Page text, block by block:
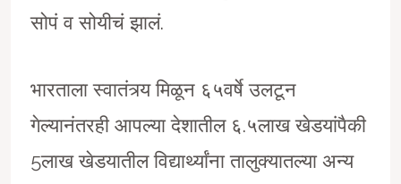
सोपं व सोयीचं झालं.
भारताला स्वातंत्र्य मिळून ६५वर्षे उलटून
गेल्यानंतरही आपल्या देशातील ६.५लाख खेडयांपैकी
5लाख खेडयातील विद्यार्थ्यांना तालुक्यातल्या अन्य